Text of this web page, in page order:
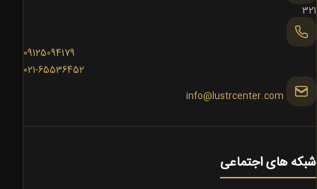
321
09125094179
021-65536452
info@lustrcenter.com
شبکه های اجتماعی